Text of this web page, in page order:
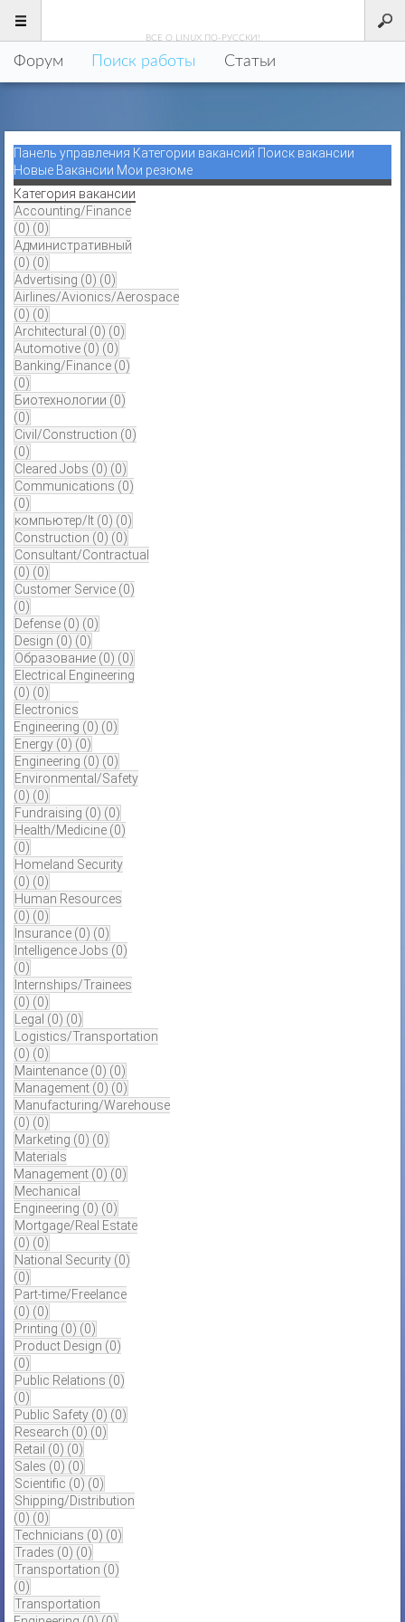
.РУ
ВСЕ О LINUX ПО-РУССКИ!
Форум Поиск работы Статьи
Панель управления Категории вакансий Поиск вакансии
Новые Вакансии Мои резюме
Категория вакансии
Accounting/Finance
(0) (0)
Административный
(0) (0)
Advertising (0) (0)
Airlines/Avionics/Aerospace
(0) (0)
Architectural (0) (0)
Automotive (0) (0)
Banking/Finance (0)
(0)
Биотехнологии (0)
(0)
Civil/Construction (0)
(0)
Cleared Jobs (0) (0)
Communications (0)
(0)
компьютер/It (0) (0)
Construction (0) (0)
Consultant/Contractual
(0) (0)
Customer Service (0)
(0)
Defense (0) (0)
Design (0) (0)
Образование (0) (0)
Electrical Engineering
(0) (0)
Electronics
Engineering (0) (0)
Energy (0) (0)
Engineering (0) (0)
Environmental/Safety
(0) (0)
Fundraising (0) (0)
Health/Medicine (0)
(0)
Homeland Security
(0) (0)
Human Resources
(0) (0)
Insurance (0) (0)
Intelligence Jobs (0)
(0)
Internships/Trainees
(0) (0)
Legal (0) (0)
Logistics/Transportation
(0) (0)
Maintenance (0) (0)
Management (0) (0)
Manufacturing/Warehouse
(0) (0)
Marketing (0) (0)
Materials
Management (0) (0)
Mechanical
Engineering (0) (0)
Mortgage/Real Estate
(0) (0)
National Security (0)
(0)
Part-time/Freelance
(0) (0)
Printing (0) (0)
Product Design (0)
(0)
Public Relations (0)
(0)
Public Safety (0) (0)
Research (0) (0)
Retail (0) (0)
Sales (0) (0)
Scientific (0) (0)
Shipping/Distribution
(0) (0)
Technicians (0) (0)
Trades (0) (0)
Transportation (0)
(0)
Transportation